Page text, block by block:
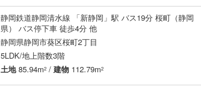
静岡鉄道静岡清水線 「新静岡」駅 バス19分 桜町（静岡
県） バス停下車 徒歩4分 他
静岡県静岡市葵区桜町2丁目
5LDK/地上階数3階
土地85.94m2 / 建物 112.79m2